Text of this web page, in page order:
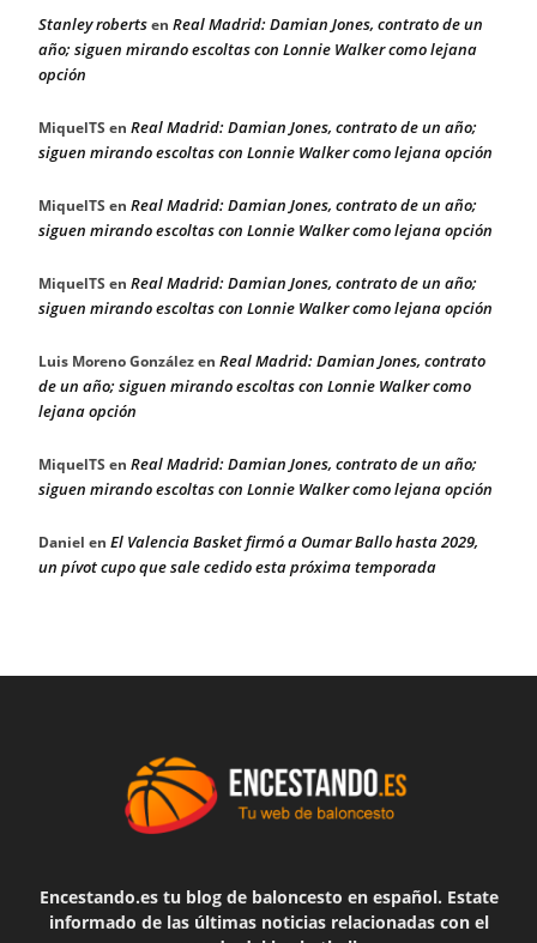
Stanley robertsen Real Madrid: Damian Jones, contrato de un
año; siguen mirando escoltas con Lonnie Walker como lejana
opción
MiquelTS en Real Madrid: Damian Jones, contrato de un año;
siguen mirando escoltas con Lonnie Walker como lejana opción
MiquelTS en Real Madrid: Damian Jones, contrato de un año;
siguen mirando escoltas con Lonnie Walker como lejana opción
MiquelTS en Real Madrid: Damian Jones, contrato de un año;
siguen mirando escoltas con Lonnie Walker como lejana opción
Luis Moreno Gonzálezen Real Madrid: Damian Jones, contrato
de un año; siguen mirando escoltas con Lonnie Walker como
lejana opción
MiquelTS en Real Madrid: Damian Jones, contrato de un año;
siguen mirando escoltas con Lonnie Walker como lejana opción
Daniel en El Valencia Basket firmó a Oumar Ballo hasta 2029,
un pívot cupo que sale cedido esta próxima temporada
Encestando.es tu blog de baloncesto en español. Estate
informado de las últimas noticias relacionadas con el